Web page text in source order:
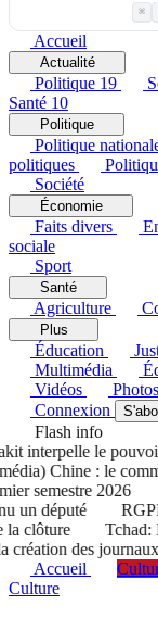
⌘
Accueil
Actualité
Politique 19
Santé 10
Politique
Politique
politiques
Société
Économie
Faits divers
sociale
Sport
Santé
Agriculture
Plus
Éducation
Multimédia
Vidéos
Photos
Connexion
Flash info
interpelle le pouvoir
Chine : le
semestre 2026
un député
clôture
Tchad:
des journaux
Accueil
Culture